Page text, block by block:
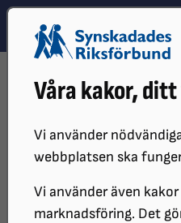
Våra kakor,
Vi använder
webbplatsen ska
Vi använder även
marknadsföring. Det
Hoppa till innehåll
Hoppa till hitta snabbt
DISTRIKT
SRF STOCKHOLM
SRF Gotland -
bingo